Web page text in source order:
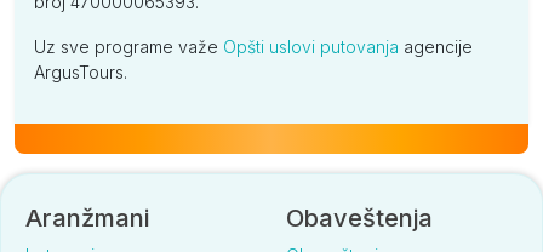
Uz sve programe važe Opšti uslovi putovanja agencije
ArgusTours.
Aranžmani Obaveštenja